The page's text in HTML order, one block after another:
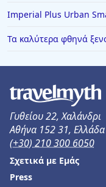
Ξενοδοχεία στην
Ξενοδοχεία στη
Ξενοδοχεία στον
Ξενοδοχεία στην
Ξενοδοχεία στην
Ξενοδοχεία σε
Ξενοδοχεία στο
Imperial Plus Urban
Τα καλύτερα φθηνά
Γυθείου 22, Χαλάνδρι
Αθήνα 152 31, Ελλάδα
(+30) 210 300 6050
Σχετικά με Εμάς
Press